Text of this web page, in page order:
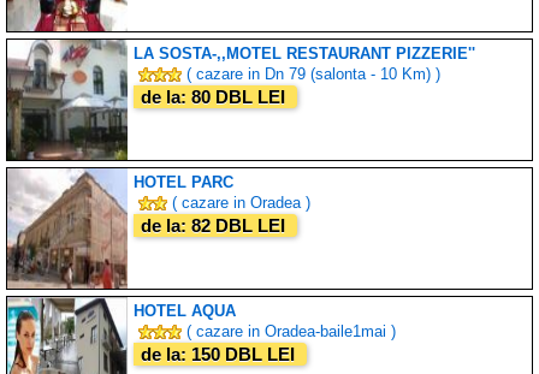
LA SOSTA-,,MOTEL RESTAURANT PIZZERIE''
( cazare in Dn 79 (salonta - 10 Km) )
de la: 80 DBL LEI
HOTEL PARC
( cazare in Oradea )
de la: 82 DBL LEI
HOTEL AQUA
( cazare in Oradea-baile1mai )
de la: 150 DBL LEI